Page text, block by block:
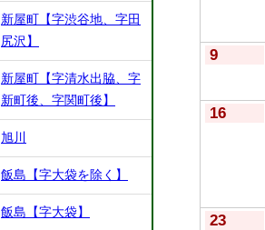
9
16
23
新屋町【字渋谷地、字田
尻沢】
新屋町【字清水出脇、字
新町後、字関町後】
旭川
飯島【字大袋を除く】
飯島【字大袋】